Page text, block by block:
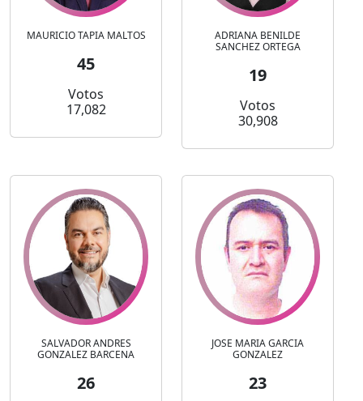
MAURICIO TAPIA MALTOS
45
Votos
17,082
ADRIANA BENILDE
SANCHEZ ORTEGA
19
Votos
30,908
SALVADOR ANDRES
GONZALEZ BARCENA
26
JOSE MARIA GARCIA
GONZALEZ
23